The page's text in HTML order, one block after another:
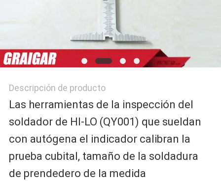
Descripción de producto
Las herramientas de la inspección del
soldador de HI-LO (QY001) que sueldan
con autógena el indicador calibran la
prueba cubital, tamaño de la soldadura
de prendedero de la medida